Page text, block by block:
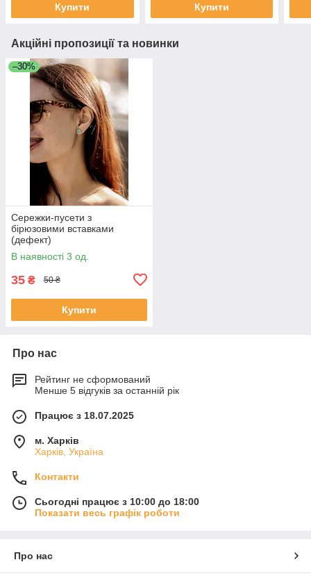
Купити Купити
Акційні пропозиції та новинки
–30%
Сережки-пусети з
бірюзовими вставками
(дефект)
В наявності 3 од.
35 ₴ 50 ₴
Купити
Про нас
Рейтинг не сформований
Менше 5 відгуків за останній рік
Працює з 18.07.2025
м. Харків
Харків, Україна
Контакти
Сьогодні працює з 10:00 до 18:00
Показати весь графік роботи
Про нас